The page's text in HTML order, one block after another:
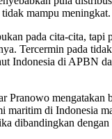
mampu meningkat.
pada cita-cita, tapi
Tercermin pada
Indonesia di APBN
Pranowo mengatakan
maritim di Indonesia
dibandingkan dengan